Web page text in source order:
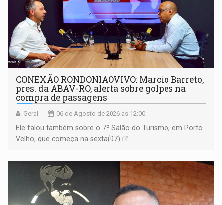
CONEXÃO RONDONIAOVIVO: Marcio Barreto,
pres. da ABAV-RO, alerta sobre golpes na
compra de passagens
Geral 06 de Agosto de 2026 às 12:00
Ele falou também sobre o 7º Salão do Turismo, em Porto
Velho, que começa na sexta(07)